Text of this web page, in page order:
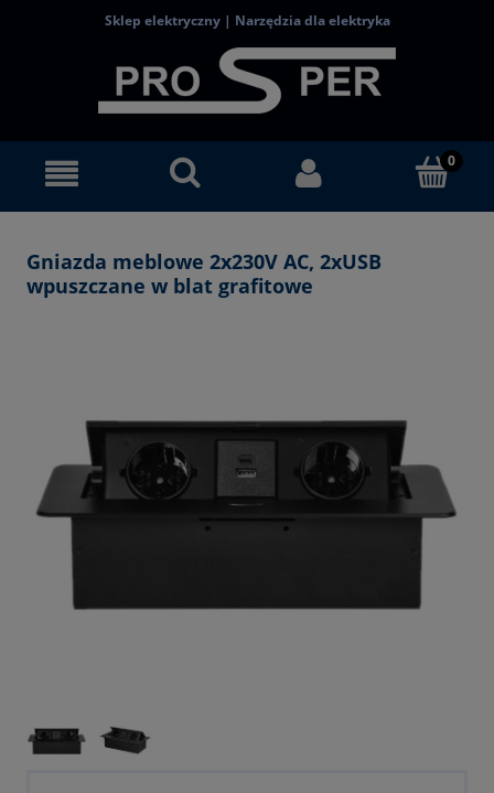
Sklep elektryczny | Narzędzia dla elektryka
Gniazda meblowe 2x230V AC, 2xUSB
wpuszczane w blat grafitowe